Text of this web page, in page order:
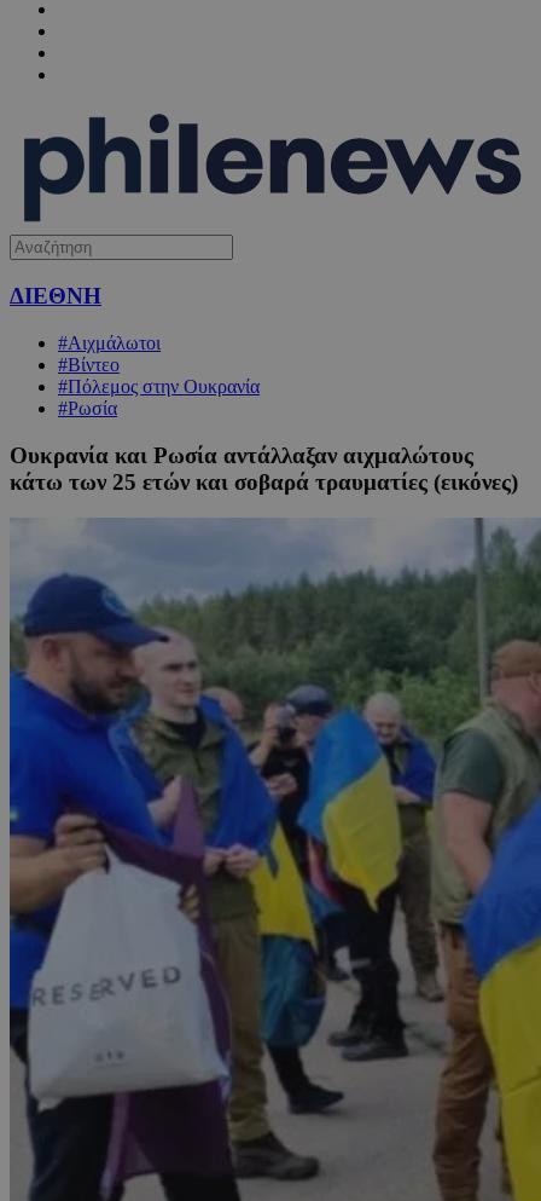
ΔΙΕΘΝΗ
#Αιχμάλωτοι
#Βίντεο
#Πόλεμος στην Ουκρανία
#Ρωσία
Ουκρανία και Ρωσία αντάλλαξαν αιχμαλώτους
κάτω των 25 ετών και σοβαρά τραυματίες (εικόνες)